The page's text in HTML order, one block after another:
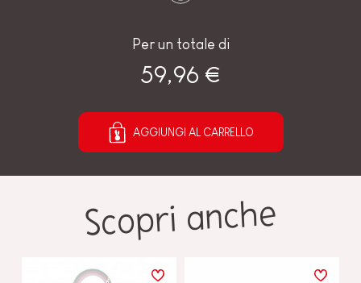
Per un totale di
59,96 €
AGGIUNGI AL CARRELLO
Scopri anche